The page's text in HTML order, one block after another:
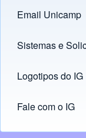
Links
Email Unicamp
(opens in new
Sistemas e
(opens in new
Logotipos do IG
(opens in new
Fale com o IG